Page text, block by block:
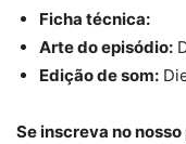
Ficha técnica:
Arte do episódio:
Edição de som:
Se inscreva no